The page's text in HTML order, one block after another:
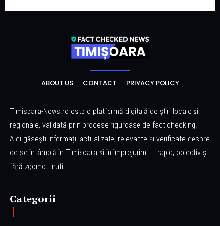
ABOUT US CONTACT PRIVACY POLICY
Timisoara-News.ro este o platformă digitală de știri locale și
regionale, validată prin procese riguroase de fact-checking.
Aici găsești informații actualizate, relevante și verificate despre
ce se întâmplă în Timisoara și în împrejurimi — rapid, obiectiv și
fără zgomot inutil.
Categorii